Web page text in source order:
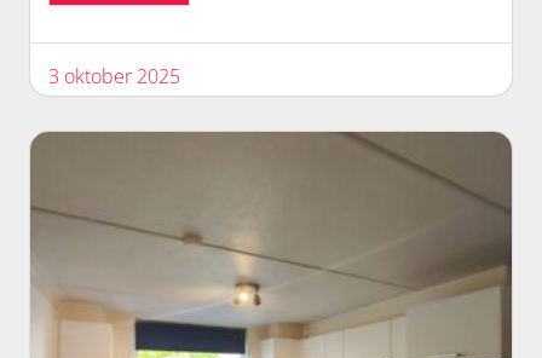
3 oktober 2025